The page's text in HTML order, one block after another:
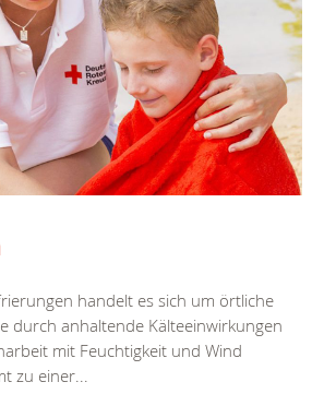
handelt es sich um örtliche
durch anhaltende Kälteeinwirkungen
mit Feuchtigkeit und Wind
zu einer...